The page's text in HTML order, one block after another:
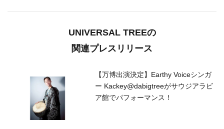
UNIVERSAL TREEの
関連プレスリリース
【万博出演決定】Earthy Voiceシンガ
ー Kackey@dabigtreeがサウジアラビ
ア館でパフォーマンス！